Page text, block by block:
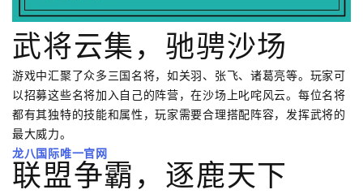
武将云集，驰骋沙场
游戏中汇聚了众多三国名将，如关羽、张飞、诸葛亮等。玩家可
以招募这些名将加入自己的阵营，在沙场上叱咤风云。每位名将
都有其独特的技能和属性，玩家需要合理搭配阵容，发挥武将的
最大威力。
龙八国际唯一官网
联盟争霸，逐鹿天下